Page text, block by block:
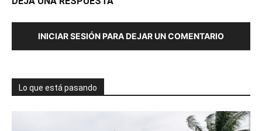
INICIAR SESIÓN PARA DEJAR UN COMENTARIO
Lo que está pasando